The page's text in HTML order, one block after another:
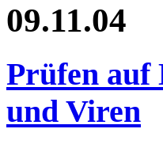
09.11.04
Prüfen auf
und Viren